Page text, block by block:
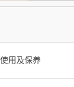
用及保养